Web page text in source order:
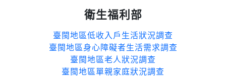
衛生福利部
臺閩地區低收入戶生活狀況調查
臺閩地區身心障礙者生活需求調查
臺閩地區老人狀況調查
臺閩地區單親家庭狀況調查